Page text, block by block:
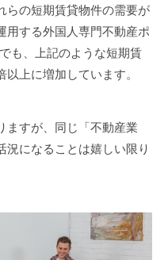
らの短期賃貸物件の需要が
用する外国人専門不動産ポ
も、上記のような短期賃
上に増加しています。
ますが、同じ「不動産業
況になることは嬉しい限り